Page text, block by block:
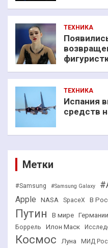
ТЕХНИКА
ТЕХНИКА
Испания
средств
Метки
#Samsung #Samsung Galaxy
Apple NASA SpaceX В
Путин
В мире Германии
Боррель
Илон Маск
Космос Луна МИД